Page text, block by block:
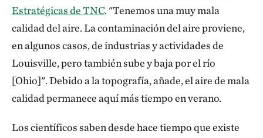
Estratégicas de TNC. "Tenemos una muy mala
calidad del aire. La contaminación del aire proviene,
en algunos casos, de industrias y actividades de
Louisville, pero también sube y baja por el río
[Ohio]". Debido a la topografía, añade, el aire de mala
calidad permanece aquí más tiempo en verano.
Los científicos saben desde hace tiempo que existe